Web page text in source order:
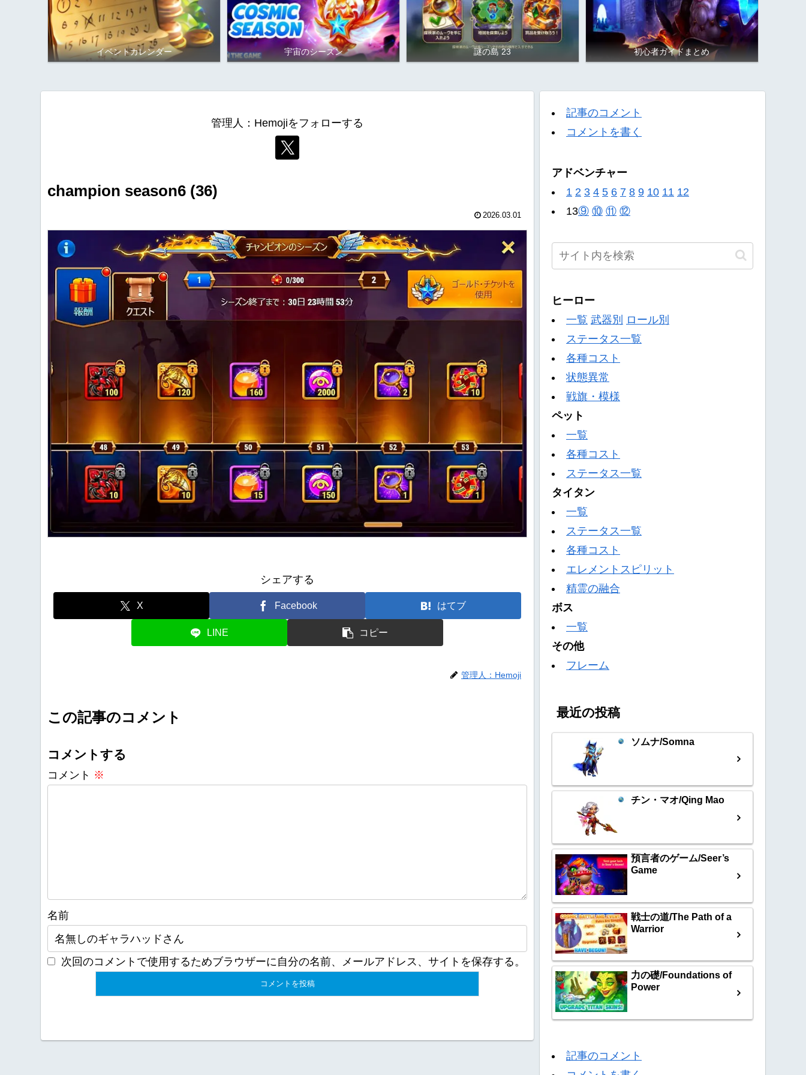
イベントカレンダー 宇宙のシーズン 謎の島 23 初心者ガイドまとめ
管理人：Hemojiをフォローする
champion season6 (36)
2026.03.01
シェアする
X Facebook はてブ
LINE コピー
管理人：Hemoji
この記事のコメント
コメントする
コメント ※
名前
次回のコメントで使用するためブラウザーに自分の名前、メールアドレス、サイトを保存する。
記事のコメント
コメントを書く
アドベンチャー
1 2 3 4 5 6 7 8 9 10 11 12
13⑨ ⑩ ⑪ ⑫
ヒーロー
一覧 武器別 ロール別
ステータス一覧
各種コスト
状態異常
戦旗・模様
ペット
一覧
各種コスト
ステータス一覧
タイタン
一覧
ステータス一覧
各種コスト
エレメントスピリット
精霊の融合
ボス
一覧
その他
フレーム
最近の投稿
ソムナ/Somna
チン・マオ/Qing Mao
預言者のゲーム/Seer’s
Game
戦士の道/The Path of a
Warrior
力の礎/Foundations of
Power
記事のコメント